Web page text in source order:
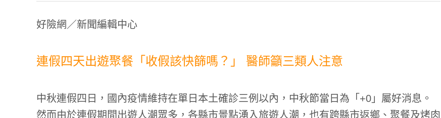
好險網／新聞編輯中心
連假四天出遊聚餐「收假該快篩嗎？」 醫師籲三類人注意
中秋連假四日，國內疫情維持在單日本土確診三例以內，中秋節當日為「+0」屬好消息。
然而由於連假期間出遊人潮眾多，各縣市景點湧入旅遊人潮，也有跨縣市返鄉、聚餐及烤肉